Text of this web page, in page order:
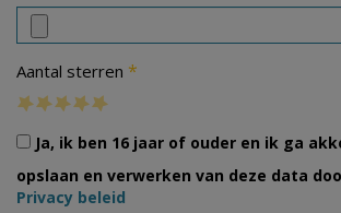
Aantal sterren *
Ja, ik ben 16 jaar of ouder en ik ga
opslaan en verwerken van deze data
Privacy beleid